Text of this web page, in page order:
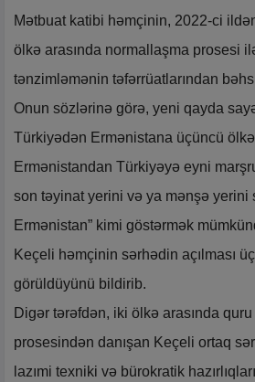
Mətbuat katibi həmçinin, 2022-ci
ölkə arasında normallaşma prosesi
tənzimləmənin təfərrüatlarından
Onun sözlərinə görə, yeni qayda
Türkiyədən Ermənistana üçüncü
Ermənistandan Türkiyəyə eyni
son təyinat yerini və ya mənşə yerini
Ermənistan” kimi göstərmək
Keçeli həmçinin sərhədin açılması
görüldüyünü bildirib.
Digər tərəfdən, iki ölkə arasında quru
prosesindən danışan Keçeli ortaq
lazımi texniki və bürokratik